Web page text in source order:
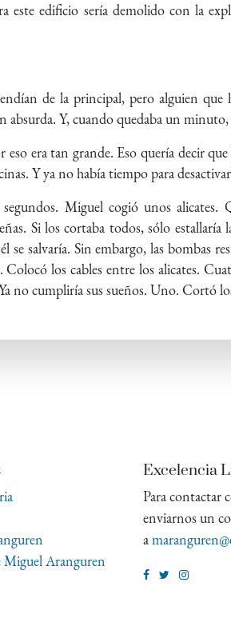
este edificio sería demolido con la
de la principal, pero alguien
absurda. Y, cuando quedaba un
era tan grande. Eso quería decir
Y ya no había tiempo para
Miguel cogió unos alicates.
Si los cortaba todos, sólo estallaría
salvaría. Sin embargo, las bombas
los cables entre los alicates.
no cumpliría sus sueños. Uno. Cortó
Miguel Aranguren
Excelencia
Para contactar
enviarnos un
a